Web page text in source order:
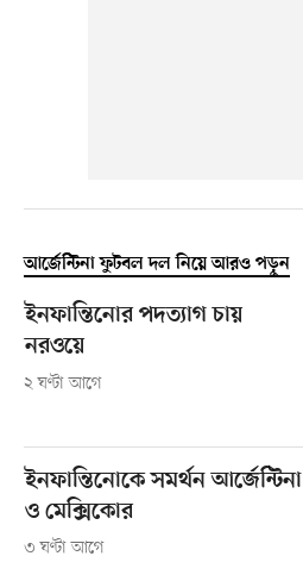
আর্জেন্টিনা ফুটবল দল নিয়ে আরও পড়ুন
ইনফান্তিনোর পদত্যাগ চায়
নরওয়ে
২ ঘণ্টা আগে
ইনফান্তিনোকে সমর্থন আর্জেন্টিনা
ও মেক্সিকোর
৩ ঘণ্টা আগে